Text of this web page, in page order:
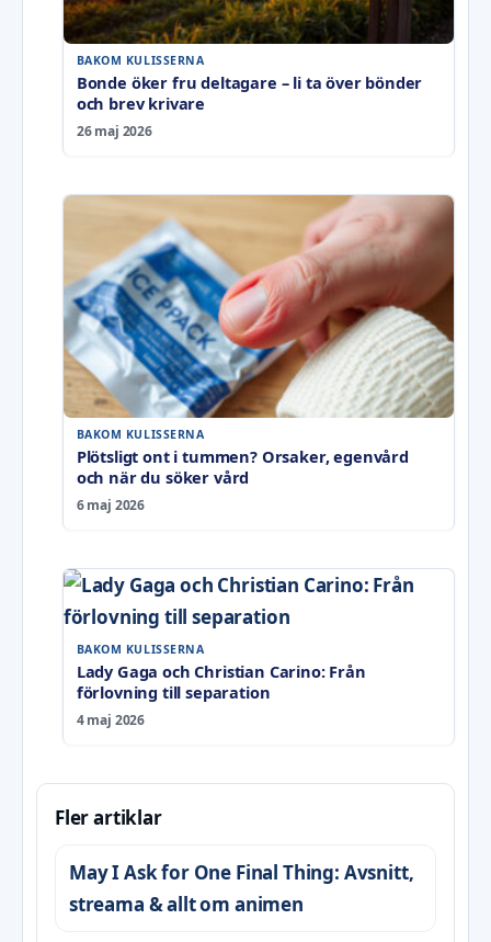
BAKOM KULISSERNA
Bonde öker fru deltagare – li ta över bönder
och brev krivare
26 maj 2026
BAKOM KULISSERNA
Plötsligt ont i tummen? Orsaker, egenvård
och när du söker vård
6 maj 2026
BAKOM KULISSERNA
Lady Gaga och Christian Carino: Från
förlovning till separation
4 maj 2026
Fler artiklar
May I Ask for One Final Thing: Avsnitt,
streama & allt om animen